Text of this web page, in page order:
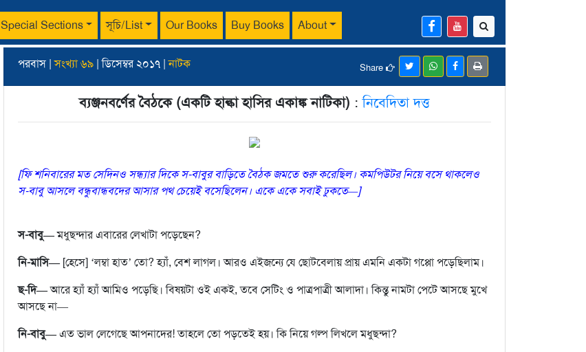
Special Sections সূচি/List Our Books Buy Books About
পরবাস |সংখ্যা ৬৯ | ডিসেম্বর ২০১৭ |নাটক Share
ব্যঞ্জনবর্ণের বৈঠকে (একটি হাল্কা হাসির একাঙ্ক নাটিকা) :নিবেদিতা দত্ত
[ফি শনিবারের মত সেদিনও সন্ধ্যার দিকে স-বাবুর বাড়িতে বৈঠক জমতে শুরু করেছিল। কমপিউটর নিয়ে বসে থাকলেও
স-বাবু আসলে বন্ধুবান্ধবদের আসার পথ চেয়েই বসেছিলেন। একে একে সবাই ঢুকতে—]
স-বাবু—মধুছন্দার এবারের লেখাটা পড়েছেন?
নি-মাসি—[হেসে] ‘লম্বা হাত’ তো? হ্যাঁ, বেশ লাগল। আরও এইজন্যে যে ছোটবেলায় প্রায় এমনি একটা গপ্পো পড়েছিলাম।
ছ-দি—আরে হ্যাঁ হ্যাঁ আমিও পড়েছি। বিষয়টা ওই একই, তবে সেটিং ও পাত্রপাত্রী আলাদা। কিন্তু নামটা পেটে আসছে মুখে
আসছে না—
নি-বাবু—এত ভাল লেগেছে আপনাদের! তাহলে তো পড়তেই হয়। কি নিয়ে গল্প লিখলে মধুছন্দা?